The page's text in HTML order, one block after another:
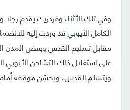
وفي تلك الأثناء وفردريك يقدم
الكامل الأيوبي قد وردت إليه
مقابل تسليم القدس وبعض المدن
على استغلال ذلك التشاحن الأيوبي
ويتسلم القدس، ويحسّن موقفه